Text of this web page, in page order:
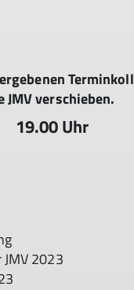
verschieben.
19.00 Uhr
2023